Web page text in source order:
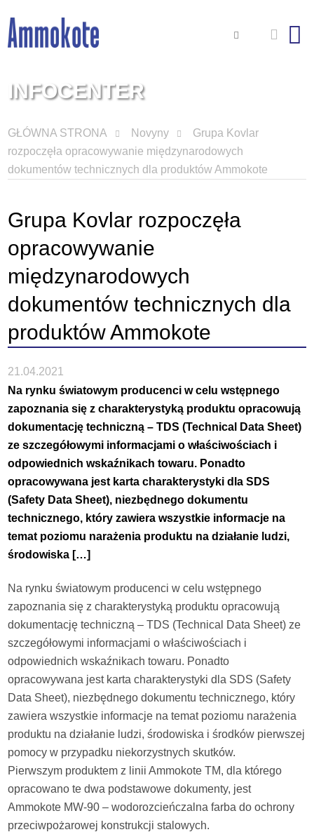
INFOCENTER
GŁÓWNA STRONA Novyny
Grupa Kovlar
rozpoczęła opracowywanie międzynarodowych
dokumentów technicznych dla produktów Ammokote
Grupa Kovlar rozpoczęła
opracowywanie
międzynarodowych
dokumentów technicznych dla
produktów Ammokote
21.04.2021
Na rynku światowym producenci w celu wstępnego
zapoznania się z charakterystyką produktu opracowują
dokumentację techniczną – TDS (Technical Data Sheet)
ze szczegółowymi informacjami o właściwościach i
odpowiednich wskaźnikach towaru. Ponadto
opracowywana jest karta charakterystyki dla SDS
(Safety Data Sheet), niezbędnego dokumentu
technicznego, który zawiera wszystkie informacje na
temat poziomu narażenia produktu na działanie ludzi,
środowiska […]
Na rynku światowym producenci w celu wstępnego
zapoznania się z charakterystyką produktu opracowują
dokumentację techniczną – TDS (Technical Data Sheet) ze
szczegółowymi informacjami o właściwościach i
odpowiednich wskaźnikach towaru. Ponadto
opracowywana jest karta charakterystyki dla SDS (Safety
Data Sheet), niezbędnego dokumentu technicznego, który
zawiera wszystkie informacje na temat poziomu narażenia
produktu na działanie ludzi, środowiska i środków pierwszej
pomocy w przypadku niekorzystnych skutków.
Pierwszym produktem z linii Ammokote TM, dla którego
opracowano te dwa podstawowe dokumenty, jest
Ammokote MW-90 – wodorozcieńczalna farba do ochrony
przeciwpożarowej konstrukcji stalowych.